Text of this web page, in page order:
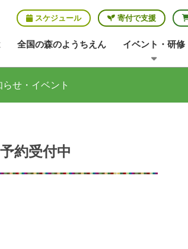
スケジュール 寄付で支援
全国の森のようちえん イベント・研修
らせ・イベント
約受付中